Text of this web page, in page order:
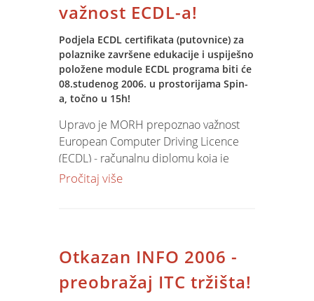
važnost ECDL-a!
Podjela ECDL certifikata (putovnice) za
polaznike završene edukacije i uspiješno
položene module ECDL programa biti će
08.studenog 2006. u prostorijama Spin-
a, točno u 15h!
Upravo je MORH prepoznao važnost
European Computer Driving Licence
(ECDL) - računalnu diplomu koja je
međunarodno priznata kvalifikacija i
razinama hijerarhijske ljestvice
• Nezaposlenima koji žele upotpuniti
svoje znanje i olakšati traženje posla
Pročitaj više
Otkazan INFO 2006 -
preobražaj ITC tržišta!